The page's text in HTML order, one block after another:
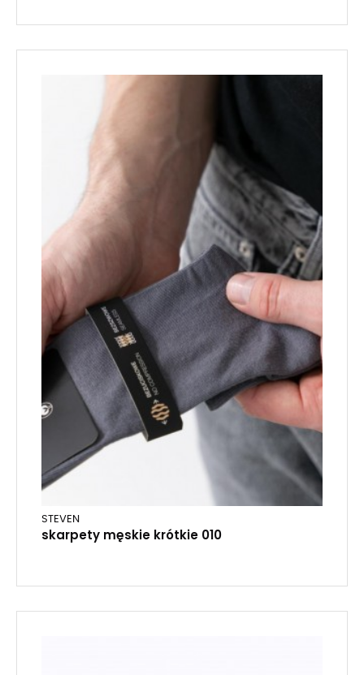
STEVEN
skarpety męskie krótkie 010